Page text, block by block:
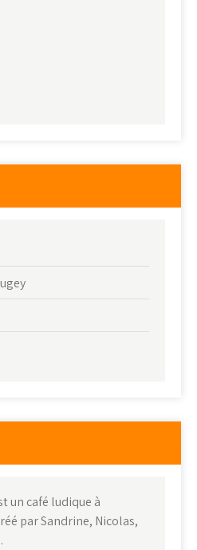
un café ludique à
par Sandrine, Nicolas,